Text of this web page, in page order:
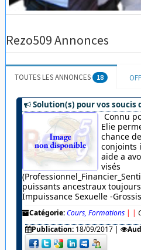
Rezo509 Annonces
TOUTES LES ANNONCES 18
Solution(s) pour vos
Connu
Elie
chance
conjoints
aide a
visés
puissants ancestraux
Impuissance Sexuelle -
Catégorie:Cours, Formations | |
Publication: 18/09/2017|